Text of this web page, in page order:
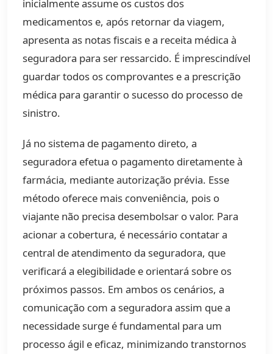
inicialmente assume os custos dos
medicamentos e, após retornar da viagem,
apresenta as notas fiscais e a receita médica à
seguradora para ser ressarcido. É imprescindível
guardar todos os comprovantes e a prescrição
médica para garantir o sucesso do processo de
sinistro.
Já no sistema de pagamento direto, a
seguradora efetua o pagamento diretamente à
farmácia, mediante autorização prévia. Esse
método oferece mais conveniência, pois o
viajante não precisa desembolsar o valor. Para
acionar a cobertura, é necessário contatar a
central de atendimento da seguradora, que
verificará a elegibilidade e orientará sobre os
próximos passos. Em ambos os cenários, a
comunicação com a seguradora assim que a
necessidade surge é fundamental para um
processo ágil e eficaz, minimizando transtornos